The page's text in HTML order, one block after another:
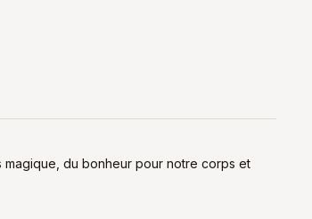
magique, du bonheur pour notre corps et